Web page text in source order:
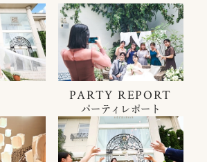
PARTY REPORT
パーティレポート